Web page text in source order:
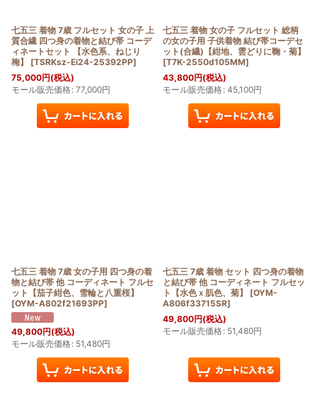
七五三 着物 7歳 フルセット 女の子 上
質合繊 四つ身の着物と結び帯 コーデ
ィネートセット 【水色系、ねじり
梅】
[TSRKsz-Ei24-25392PP]
75,000円(税込)
モール販売価格: 77,000円
七五三 着物 女の子 フルセット 総柄
の女の子用 子供着物 結び帯コーデセ
ット(合繊)【紺地、雲どりに鞠・菊】
[T7K-2550d105MM]
43,800円(税込)
モール販売価格: 45,100円
七五三 着物 7歳 女の子用 四つ身の着
物と結び帯 他 コーディネート フルセ
ット【茄子紺色、雪輪と八重桜】
[OYM-A802f21693PP]
49,800円(税込)
モール販売価格: 51,480円
七五三 7歳 着物 セット 四つ身の着物
と結び帯 他 コーディネート フルセッ
ト【水色ｘ肌色、菊】
[OYM-
A806f33715SR]
49,800円(税込)
モール販売価格: 51,480円